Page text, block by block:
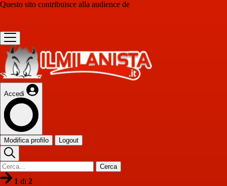
Questo sito contribuisce alla audience de
Accedi
Modifica profilo Logout
Cerca
1 di 2